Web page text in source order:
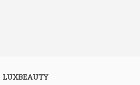
LUXBEAUTY